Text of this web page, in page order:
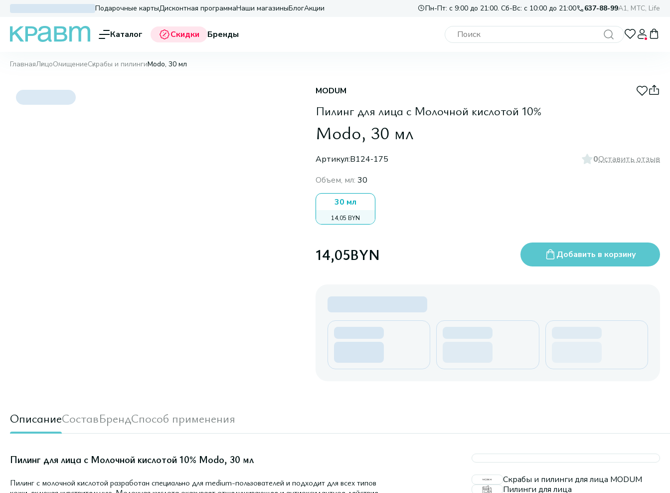
Подарочные картыДисконтная программаНаши магазиныБлогАкции Пн-Пт: с 9:00 до 21:00. Сб-Вс: с 10:00 до 21:00 637-88-99A1, МТС, Life
Каталог Скидки Бренды
ГлавнаяЛицоОчищениеСкрабы и пилингиModo, 30 мл
MODUM
Пилинг для лица с Молочной кислотой 10%
Modo, 30 мл
Артикул:B124-175 0Оставить отзыв
Объем, мл: 30
30 мл
14,05 BYN
14,05BYN Добавить в корзину
ОписаниеСоставБрендСпособ применения
Пилинг для лица с Молочной кислотой 10% Modo, 30 мл
Пилинг с молочной кислотой разработан специально для medium-пользователей и подходит для всех типов
Скрабы и пилинги для лица MODUM
Пилинги для лица